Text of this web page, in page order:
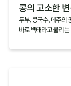
콩의 고소한
두부, 콩국수, 메주의
바로 백태라고 불리